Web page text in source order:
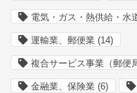
電気・ガス・熱供給・水
運輸業、郵便業 (14)
複合サービス事業（郵便
金融業、保険業 (6)